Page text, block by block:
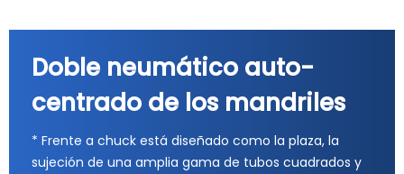
Doble neumático auto-
centrado de los mandriles
* Frente a chuck está diseñado como la plaza, la
sujeción de una amplia gama de tubos cuadrados y